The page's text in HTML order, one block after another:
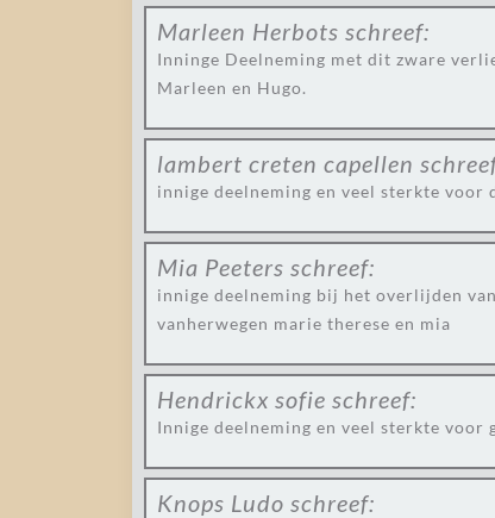
Marleen Herbots schreef:
Inninge Deelneming met dit zware
Marleen en Hugo.
lambert creten capellen
innige deelneming en veel sterkte voor
Mia Peeters schreef:
innige deelneming bij het overlijden
vanherwegen marie therese en mia
Hendrickx sofie schreef:
Innige deelneming en veel sterkte voor
Knops Ludo schreef: